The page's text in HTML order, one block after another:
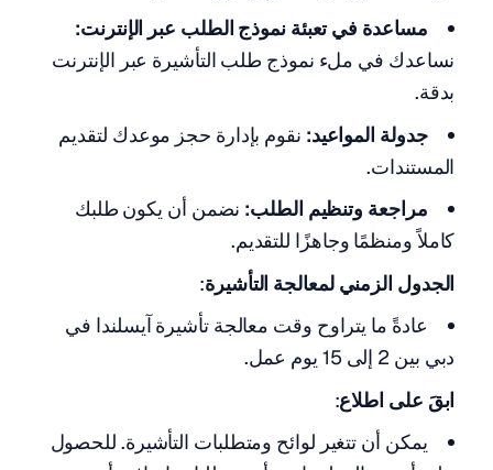
مساعدة في تعبئة نموذج الطلب عبر الإنترنت:
نساعدك في ملء نموذج طلب التأشيرة عبر الإنترنت
بدقة.
جدولة المواعيد: نقوم بإدارة حجز موعدك لتقديم
المستندات.
مراجعة وتنظيم الطلب: نضمن أن يكون طلبك
كاملاً ومنظمًا وجاهزًا للتقديم.
الجدول الزمني لمعالجة التأشيرة:
عادةً ما يتراوح وقت معالجة تأشيرة آيسلندا في
دبي بين 2 إلى 15 يوم عمل.
ابقَ على اطلاع:
يمكن أن تتغير لوائح ومتطلبات التأشيرة. للحصول